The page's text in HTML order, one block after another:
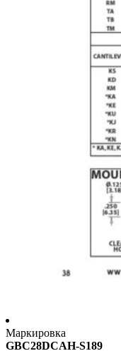
Маркировка
GBC28DCAH-S189